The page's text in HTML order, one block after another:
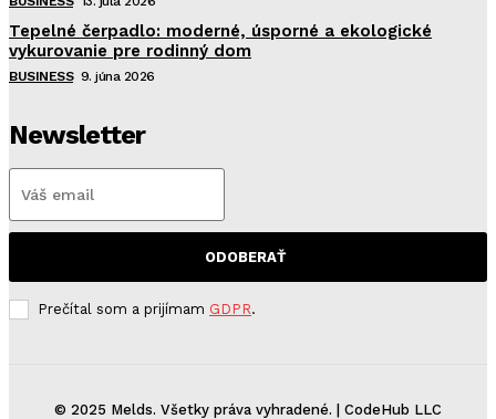
Tepelné čerpadlo: moderné, úsporné a ekologické
vykurovanie pre rodinný dom
BUSINESS 9. júna 2026
Newsletter
ODOBERAŤ
Prečítal som a prijímam GDPR.
© 2025 Melds. Všetky práva vyhradené. | CodeHub LLC